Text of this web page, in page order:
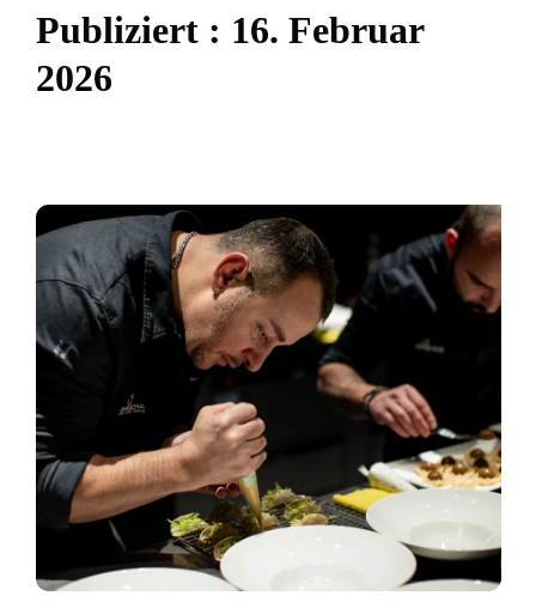
Publiziert : 16. Februar
2026